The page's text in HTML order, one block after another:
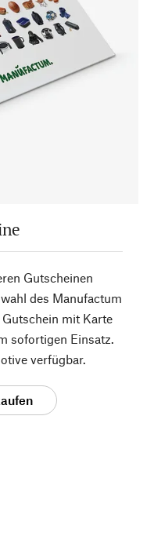
Gutscheinen
des Manufactum
mit Karte
sofortigen Einsatz.
verfügbar.